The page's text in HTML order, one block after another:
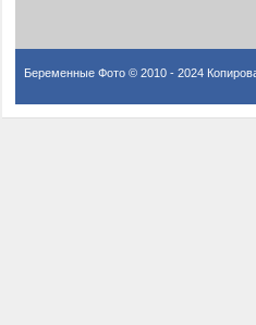
Беременные Фото © 2010 - 2024